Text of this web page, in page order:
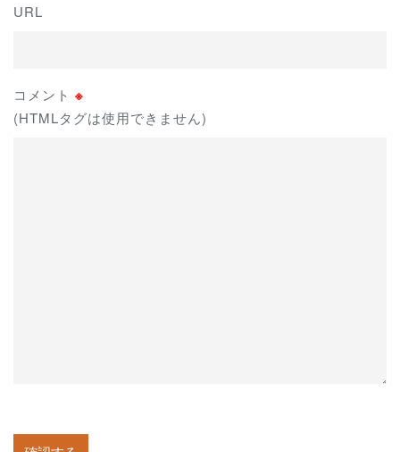
URL
コメント ※
(HTMLタグは使用できません)